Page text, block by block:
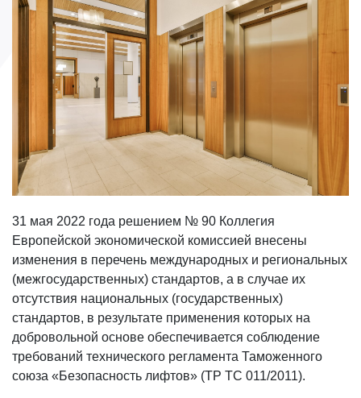
31 мая 2022 года решением № 90 Коллегия
Европейской экономической комиссией внесены
изменения в перечень международных и региональных
(межгосударственных) стандартов, а в случае их
отсутствия национальных (государственных)
стандартов, в результате применения которых на
добровольной основе обеспечивается соблюдение
требований технического регламента Таможенного
союза «Безопасность лифтов» (ТР ТС 011/2011).